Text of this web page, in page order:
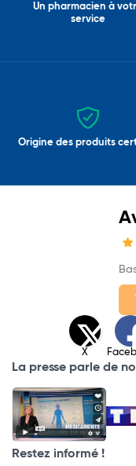
Un pharmacien à
service
Origine des produits
X
La presse parle de
Restez informé !